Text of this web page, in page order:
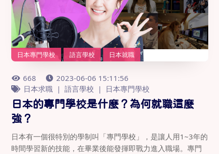
日本專門學校 語言學校 日本就職
668
2023-06-06 15:11:56
日本求職
語言學校 日本專門學校
日本的專門學校是什麼？為何就職這麼
強？
日本有一個很特別的學制叫「專門學校」，是讓人用1~3年的
時間學習新的技能，在畢業後能發揮即戰力進入職場。專門